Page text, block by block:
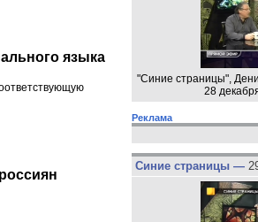
языка
"Синие страницы",
28
Реклама
Синие страницы —